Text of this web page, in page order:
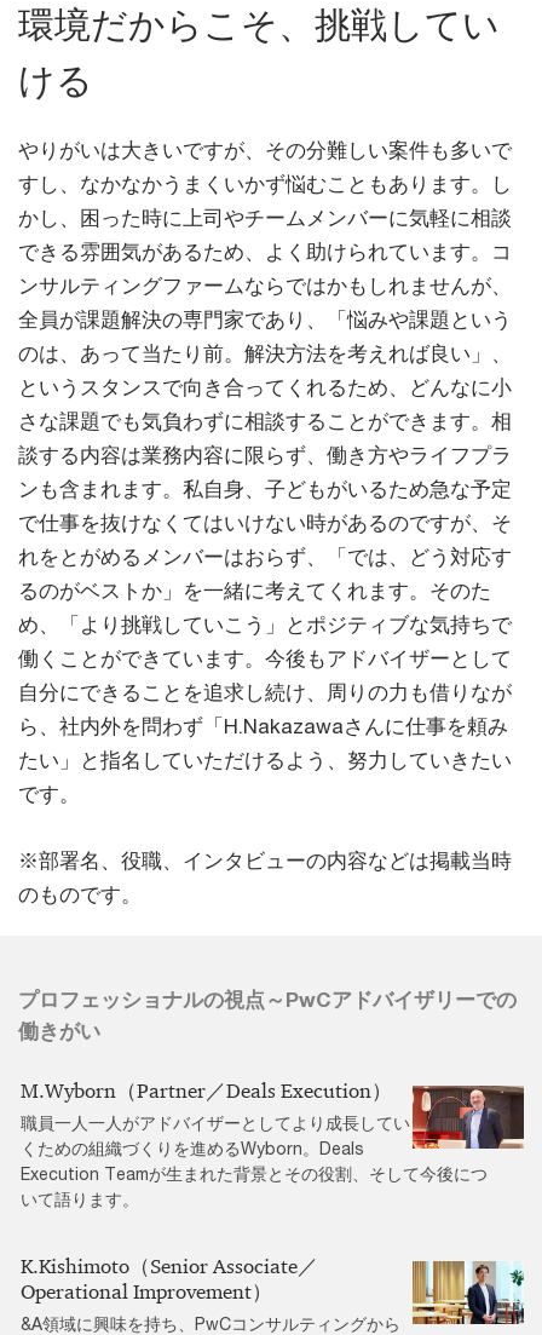
環境だからこそ、挑戦してい
ける
やりがいは大きいですが、その分難しい案件も多いで
すし、なかなかうまくいかず悩むこともあります。し
かし、困った時に上司やチームメンバーに気軽に相談
できる雰囲気があるため、よく助けられています。コ
ンサルティングファームならではかもしれませんが、
全員が課題解決の専門家であり、「悩みや課題という
のは、あって当たり前。解決方法を考えれば良い」、
というスタンスで向き合ってくれるため、どんなに小
さな課題でも気負わずに相談することができます。相
談する内容は業務内容に限らず、働き方やライフプラ
ンも含まれます。私自身、子どもがいるため急な予定
で仕事を抜けなくてはいけない時があるのですが、そ
れをとがめるメンバーはおらず、「では、どう対応す
るのがベストか」を一緒に考えてくれます。そのた
め、「より挑戦していこう」とポジティブな気持ちで
働くことができています。今後もアドバイザーとして
自分にできることを追求し続け、周りの力も借りなが
ら、社内外を問わず「H.Nakazawaさんに仕事を頼み
たい」と指名していただけるよう、努力していきたい
です。
※部署名、役職、インタビューの内容などは掲載当時
のものです。
プロフェッショナルの視点～PwCアドバイザリーでの
働きがい
M.Wyborn（Partner／Deals Execution）
職員一人一人がアドバイザーとしてより成長してい
くための組織づくりを進めるWyborn。Deals
Execution Teamが生まれた背景とその役割、そして今後につ
いて語ります。
K.Kishimoto（Senior Associate／
Operational Improvement）
&A領域に興味を持ち、PwCコンサルティングから